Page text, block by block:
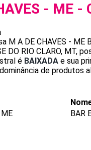
- ME -
M A DE CHAVES - ME
DO RIO CLARO, MT,
é BAIXADA e sua
de produtos
BAR